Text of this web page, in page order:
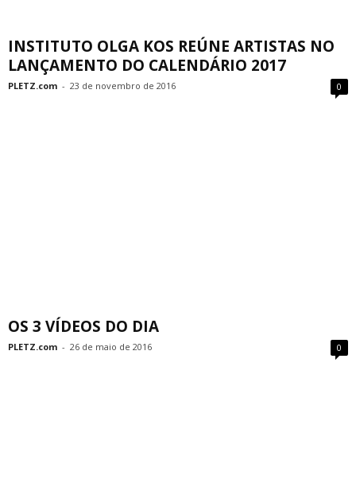
INSTITUTO OLGA KOS REÚNE ARTISTAS NO
LANÇAMENTO DO CALENDÁRIO 2017
PLETZ.com - 23 de novembro de 2016 0
OS 3 VÍDEOS DO DIA
PLETZ.com - 26 de maio de 2016 0